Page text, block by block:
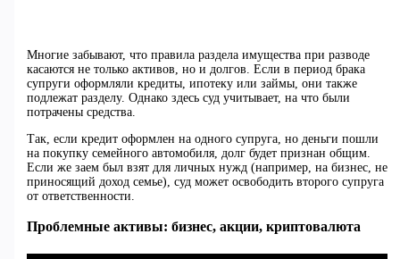
Многие забывают, что правила раздела имущества при разводе
касаются не только активов, но и долгов. Если в период брака
супруги оформляли кредиты, ипотеку или займы, они также
подлежат разделу. Однако здесь суд учитывает, на что были
потрачены средства.
Так, если кредит оформлен на одного супруга, но деньги пошли
на покупку семейного автомобиля, долг будет признан общим.
Если же заем был взят для личных нужд (например, на бизнес, не
приносящий доход семье), суд может освободить второго супруга
от ответственности.
Проблемные активы: бизнес, акции, криптовалюта